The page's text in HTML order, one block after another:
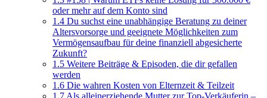
oder mehr auf dem Konto sind
1.4 Du suchst eine unabhängige Beratung zu deiner
Altersvorsorge und geeignete Möglichkeiten zum
Vermögensaufbau für deine finanziell abgesicherte
Zukunft?
1.5 Weitere Beiträge & Episoden, die dir gefallen
werden
1.6 Die wahren Kosten von Elternzeit & Teilzeit
1.7 Als alleinerziehende Mutter zur Top-Verkäuferin –